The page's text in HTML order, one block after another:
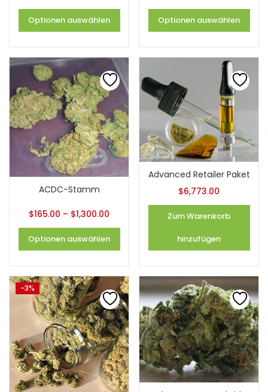
Optionen auswählen Optionen auswählen
ACDC-Stamm
$165.00 – $1,300.00
Optionen auswählen
Advanced Retailer Paket
$6,773.00
Zum Warenkorb
hinzufügen
-3%